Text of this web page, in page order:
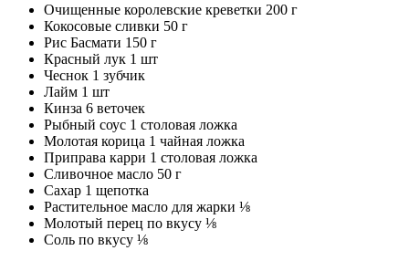
Очищенные королевские креветки 200 г
Кокосовые сливки 50 г
Рис Басмати 150 г
Красный лук 1 шт
Чеснок 1 зубчик
Лайм 1 шт
Кинза 6 веточек
Рыбный соус 1 столовая ложка
Молотая корица 1 чайная ложка
Приправа карри 1 столовая ложка
Сливочное масло 50 г
Сахар 1 щепотка
Растительное масло для жарки ⅛
Молотый перец по вкусу ⅛
Соль по вкусу ⅛